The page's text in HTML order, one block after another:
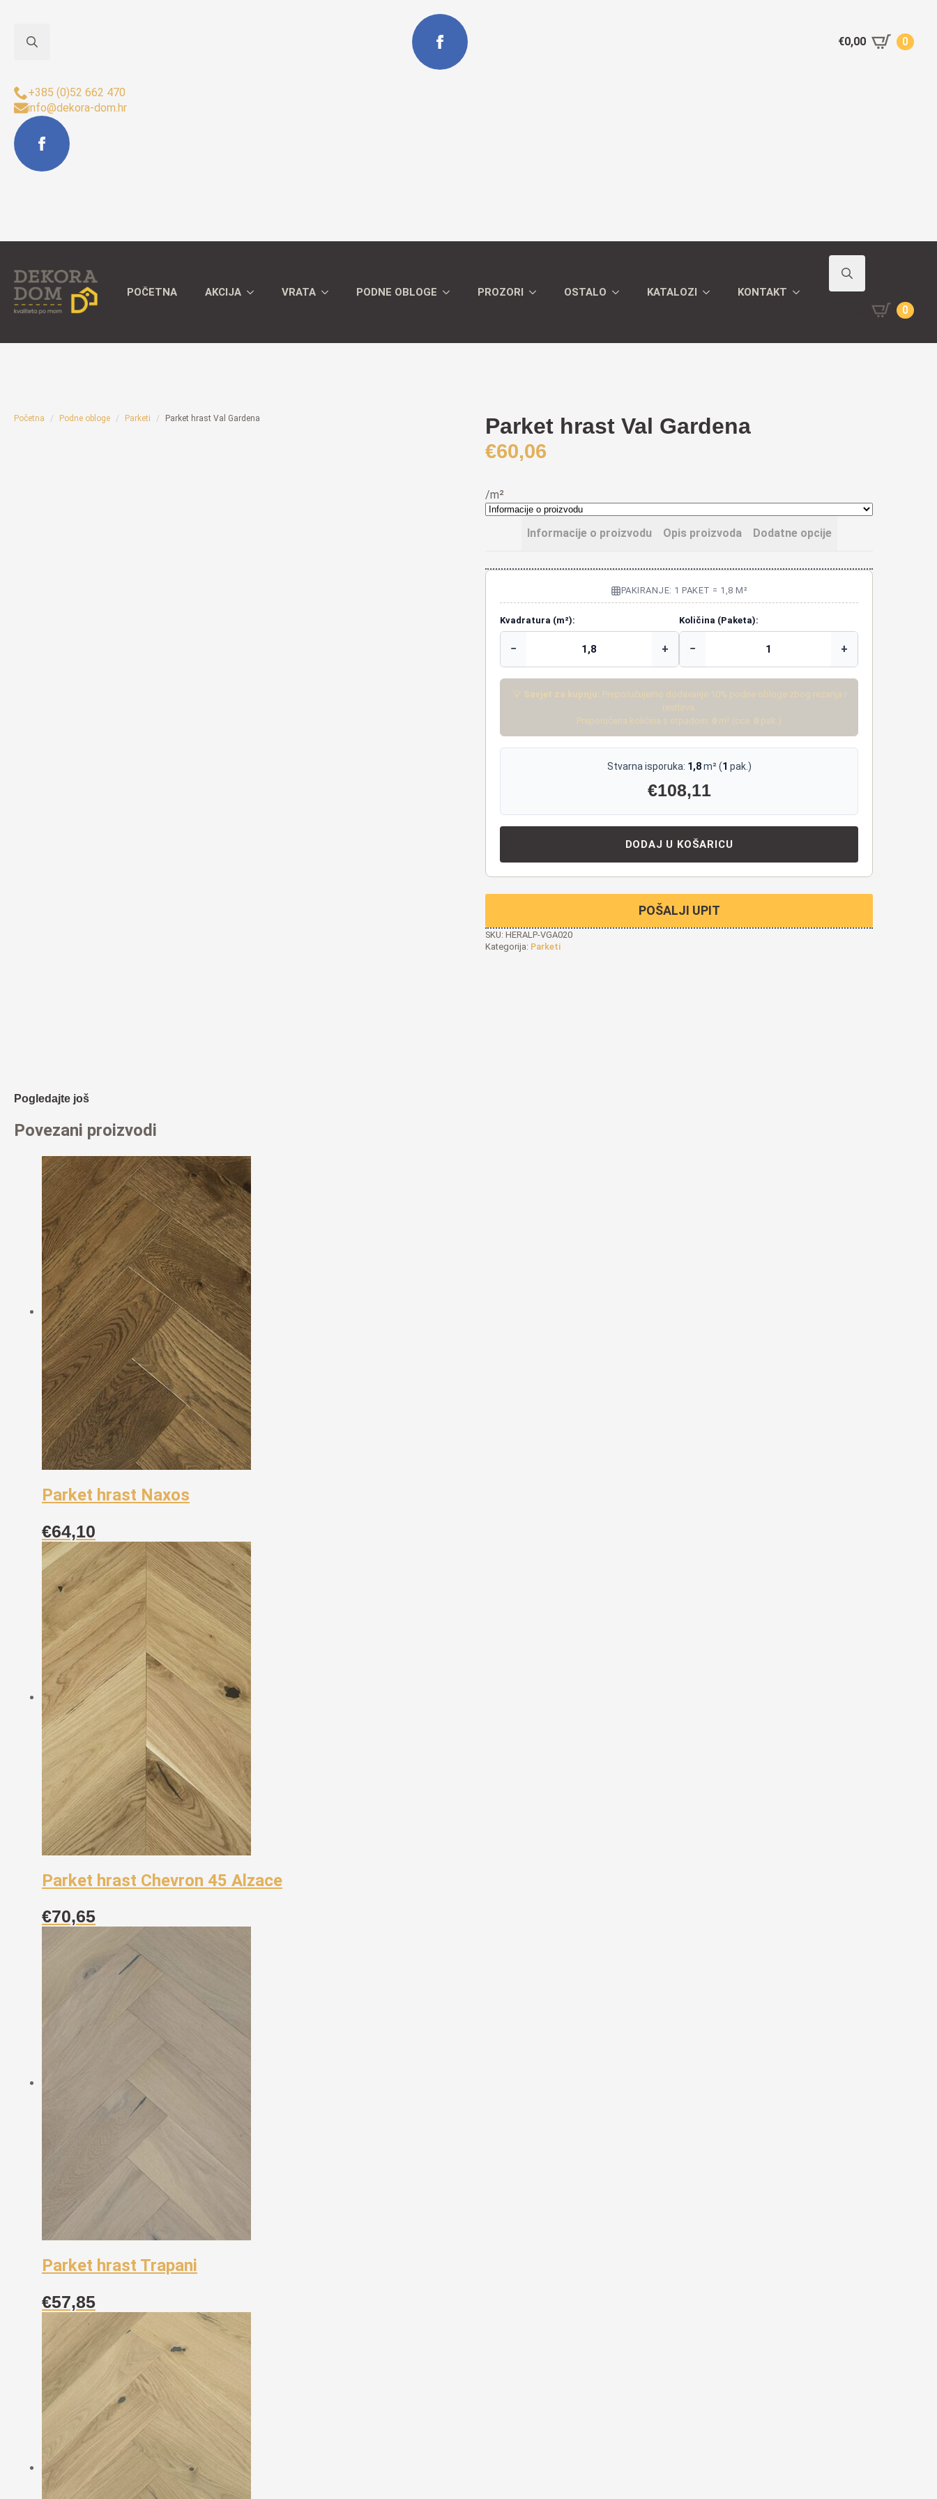
+385 (0)52 662 470
info@dekora-dom.hr
POČETNA AKCIJA VRATA PODNE OBLOGE PROZORI OSTALO KATALOZI KONTAKT
0
€0,00 0
Početna Podne obloge Parketi Parket hrast Val Gardena Parket hrast Val Gardena
€60,06
/m²
Informacije o proizvodu Opis proizvoda Dodatne opcije
PAKIRANJE: 1 PAKET = 1,8 M²
Kvadratura (m²):
− +
Količina (Paketa):
− +
💡 Savjet za kupnju: Preporučujemo dodavanje 10% podne obloge zbog rezanja i
restlova.
Preporučena količina s otpadom: 0 m² (cca. 0 pak.)
Stvarna isporuka: 1,8m² (1 pak.)
€108,11
DODAJ U KOŠARICU
POŠALJI UPIT
SKU: HERALP-VGA020
Kategorija: Parketi
Pogledajte još
Povezani proizvodi
Parket hrast Naxos
€64,10
Parket hrast Chevron 45 Alzace
€70,65
Parket hrast Trapani
€57,85